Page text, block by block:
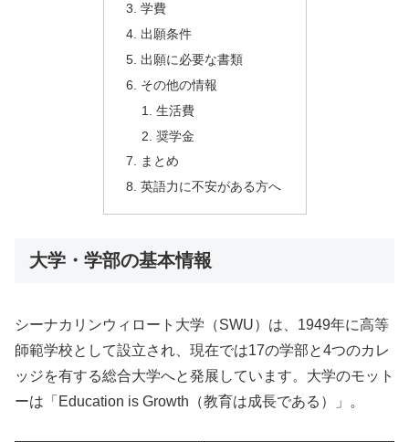
学費
出願条件
出願に必要な書類
その他の情報
生活費
奨学金
まとめ
英語力に不安がある方へ
大学・学部の基本情報
シーナカリンウィロート大学（SWU）は、1949年に高等
師範学校として設立され、現在では17の学部と4つのカレ
ッジを有する総合大学へと発展しています。大学のモット
ーは「Education is Growth（教育は成長である）」。